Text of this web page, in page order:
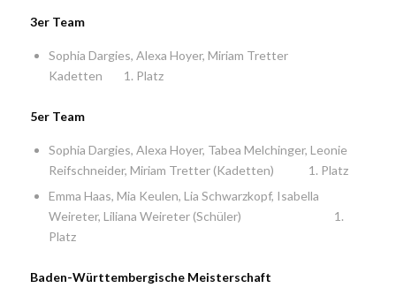
3er Team
Sophia Dargies, Alexa Hoyer, Miriam Tretter
Kadetten 1. Platz
5er Team
Sophia Dargies, Alexa Hoyer, Tabea Melchinger, Leonie
Reifschneider, Miriam Tretter (Kadetten) 1. Platz
Emma Haas, Mia Keulen, Lia Schwarzkopf, Isabella
Weireter, Liliana Weireter (Schüler) 1.
Platz
Baden-Württembergische Meisterschaft